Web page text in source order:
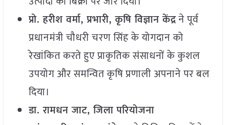
प्रो. हरीश वर्मा, प्रभारी, कृषि विज्ञान केंद्रने पूर्व
प्रधानमंत्री चौधरी चरण सिंह के योगदान को
रेखांकित करते हुए प्राकृतिक संसाधनों के कुशल
उपयोग और समन्वित कृषि प्रणाली अपनाने पर बल
दिया।
डा. रामधन जाट, जिला परियोजना